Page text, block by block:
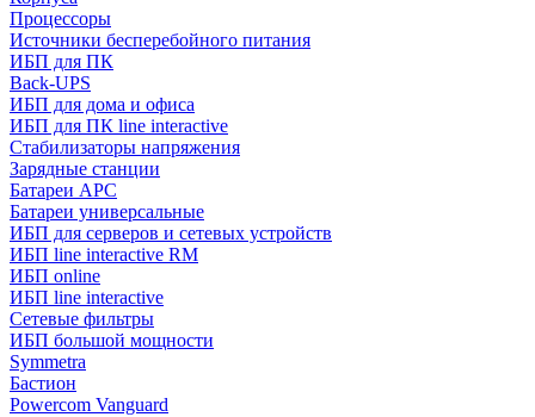
Процессоры
Источники бесперебойного питания
ИБП для ПК
Back-UPS
ИБП для дома и офиса
ИБП для ПК linе interactive
Стабилизаторы напряжения
Зарядные станции
Батареи APC
Батареи универсальные
ИБП для серверов и сетевых устройств
ИБП line interactive RM
ИБП online
ИБП linе interactive
Сетевые фильтры
ИБП большой мощности
Symmetra
Бастион
Powercom Vanguard